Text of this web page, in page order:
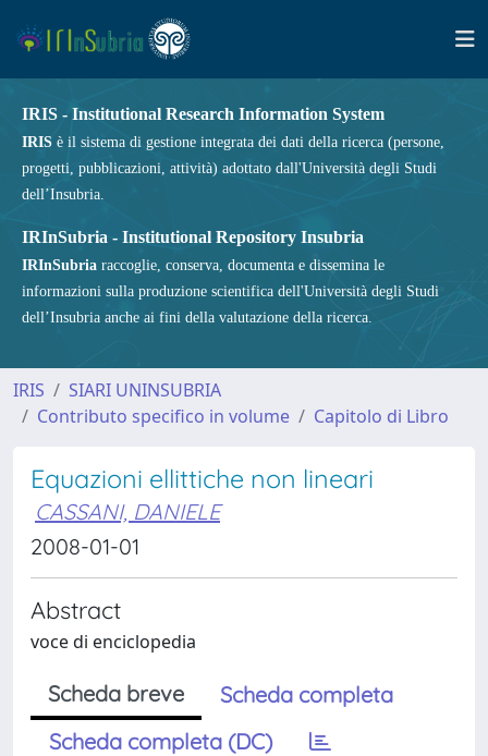
IRIS - Institutional Research Information System
IRIS è il sistema di gestione integrata dei dati della ricerca (persone,
progetti, pubblicazioni, attività) adottato dall'Università degli Studi
dell’Insubria.
IRInSubria - Institutional Repository Insubria
IRInSubria raccoglie, conserva, documenta e dissemina le
informazioni sulla produzione scientifica dell'Università degli Studi
dell’Insubria anche ai fini della valutazione della ricerca.
IRIS
SIARI UNINSUBRIA
Contributo specifico in volume
Capitolo di Libro
Equazioni ellittiche non lineari
CASSANI, DANIELE
2008-01-01
Abstract
voce di enciclopedia
Scheda breve
Scheda completa
Scheda completa (DC)